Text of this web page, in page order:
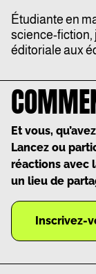
Étudiante en
science-fiction,
éditoriale aux
Et vous,
Lancez ou
réactions avec
un lieu de
Inscrivez-